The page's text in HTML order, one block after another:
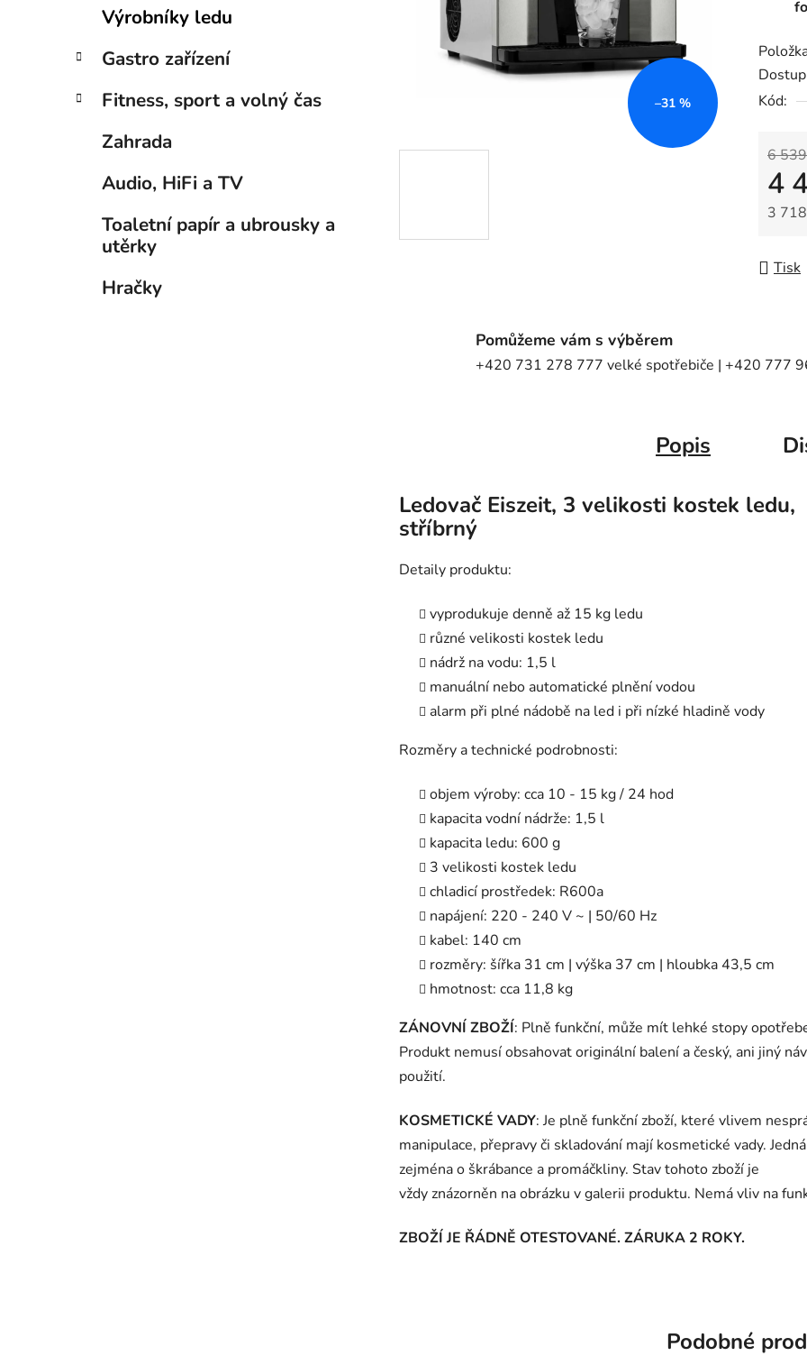
n
l
Výrobníky ledu
Gastro zařízení
Fitness, sport a volný čas
Zahrada
Audio, HiFi a TV
Toaletní papír a ubrousky a
utěrky
Hračky
Kód:
6
4
3
Tisk
–31 %
Pomůžeme vám s výběrem
+420 731 278 777 velké spotřebiče | +420 777
Popis
Ledovač Eiszeit, 3 velikosti kostek ledu,
stříbrný
Detaily produktu:
vyprodukuje denně až 15 kg ledu
různé velikosti kostek ledu
nádrž na vodu: 1,5 l
manuální nebo automatické plnění vodou
alarm při plné nádobě na led i při nízké hladině vody
Rozměry a technické podrobnosti:
objem výroby: cca 10 - 15 kg / 24 hod
kapacita vodní nádrže: 1,5 l
kapacita ledu: 600 g
3 velikosti kostek ledu
chladicí prostředek: R600a
napájení: 220 - 240 V ~ | 50/60 Hz
kabel: 140 cm
rozměry: šířka 31 cm | výška 37 cm | hloubka 43,5 cm
hmotnost: cca 11,8 kg
ZÁNOVNÍ ZBOŽÍ: Plně funkční, může mít lehké stopy
Produkt nemusí obsahovat originální balení a český, ani jiný
použití.
KOSMETICKÉ VADY: Je plně funkční zboží, které vlivem
manipulace, přepravy či skladování mají kosmetické vady.
zejména o škrábance a promáčkliny. Stav tohoto zboží je
vždy znázorněn na obrázku v galerii produktu. Nemá vliv na
ZBOŽÍ JE ŘÁDNĚ OTESTOVANÉ. ZÁRUKA 2 ROKY.
Podobné